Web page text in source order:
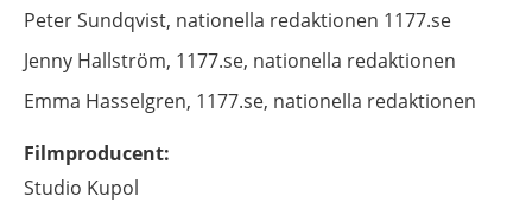
Peter Sundqvist, nationella redaktionen 1177.se
Jenny Hallström, 1177.se, nationella redaktionen
Emma Hasselgren, 1177.se, nationella redaktionen
Filmproducent:
Studio Kupol